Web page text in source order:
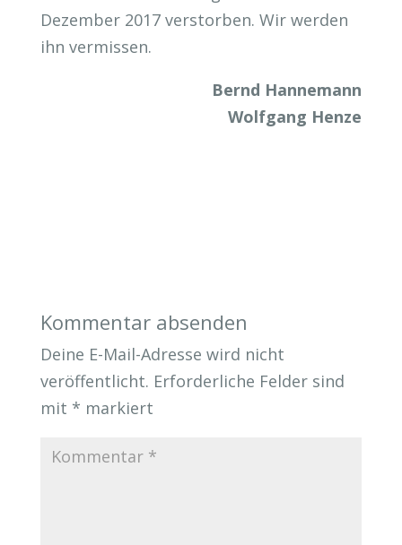
Dezember 2017 verstorben. Wir werden
ihn vermissen.
Bernd Hannemann
Wolfgang Henze
Kommentar absenden
Deine E-Mail-Adresse wird nicht
veröffentlicht. Erforderliche Felder sind
mit * markiert